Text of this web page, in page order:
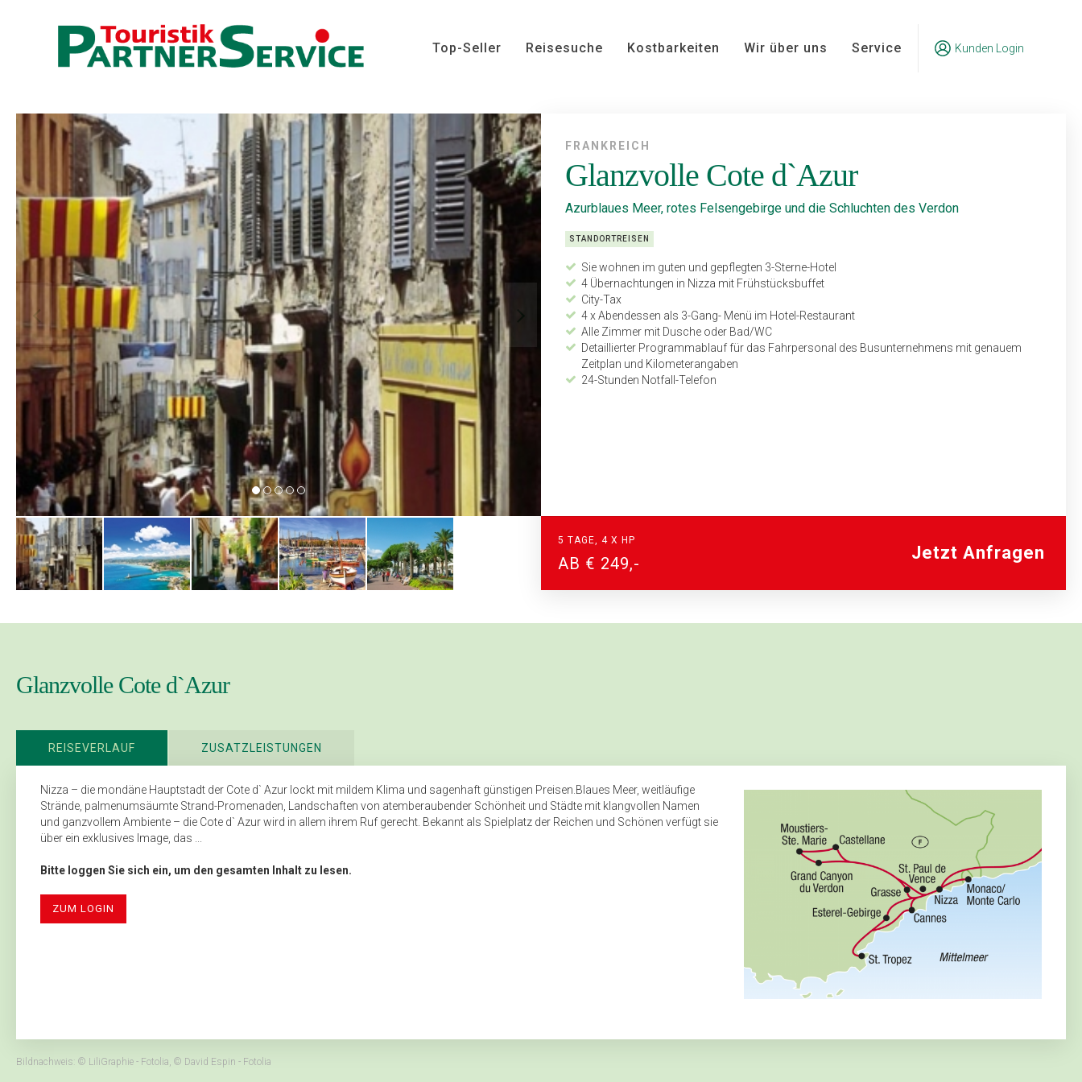
Top-Seller Reisesuche Kostbarkeiten Wir über uns Service Kunden Login
FRANKREICH
Glanzvolle Cote d`Azur
Azurblaues Meer, rotes Felsengebirge und die Schluchten des Verdon
STANDORTREISEN
Sie wohnen im guten und ­gepflegten 3-Sterne-Hotel
4 Übernachtungen in Nizza mit Frühstücksbuffet
City-Tax
4 x Abendessen als 3-Gang- Menü im Hotel-Restaurant
Alle Zimmer mit Dusche oder Bad/WC
Detaillierter Programmablauf für das Fahrpersonal des Bus­unternehmens mit genauem
Zeitplan und Kilometerangaben
24-Stunden Notfall-Telefon
5 TAGE, 4 X HP
AB € 249,-
Jetzt Anfragen
Glanzvolle Cote d`Azur
REISEVERLAUF ZUSATZLEISTUNGEN
Nizza – die mondäne Hauptstadt der Cote d` Azur lockt mit mildem Klima und sagenhaft günstigen Preisen.Blaues Meer, weitläufige
Strände, palmenumsäumte Strand-Promenaden, Landschaften von atemberaubender Schönheit und Städte mit klangvollen Namen
und ganzvollem Ambiente – die Cote d` Azur wird in allem ihrem Ruf gerecht. Bekannt als Spielplatz der Reichen und Schönen verfügt sie
über ein exklusives Image, das ...
Bitte loggen Sie sich ein, um den gesamten Inhalt zu lesen.
ZUM LOGIN
Bildnachweis: © LiliGraphie - Fotolia, © David Espin - Fotolia